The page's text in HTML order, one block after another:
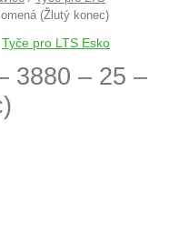
(Žlutý konec)
Tyče pro LTS Esko
3880 – 25 –